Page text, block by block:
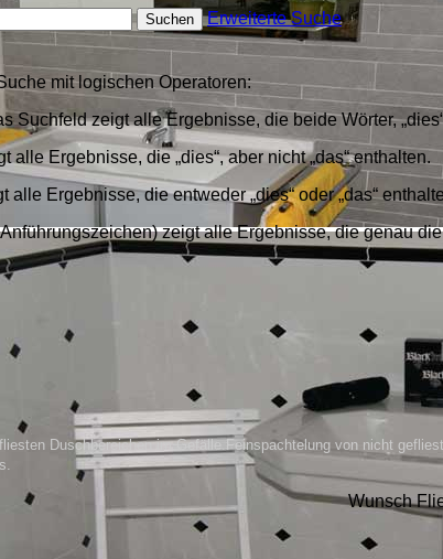
Suchen Erweiterte Suche
mit logischen Operatoren:
Suchfeld zeigt alle Ergebnisse, die beide Wörter,
alle Ergebnisse, die „dies“, aber nicht „das“ enthalten.
alle Ergebnisse, die entweder „dies“ oder „das“
zeigt alle Ergebnisse, die genau
Duschbereichen im Gefälle.Feinspachtelung von nicht
Wunsch